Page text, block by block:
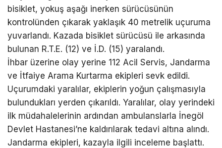
bisiklet, yokuş aşağı inerken sürücüsünün
kontrolünden çıkarak yaklaşık 40 metrelik uçuruma
yuvarlandı. Kazada bisiklet sürücüsü ile arkasında
bulunan R.T.E. (12) ve İ.D. (15) yaralandı.
İhbar üzerine olay yerine 112 Acil Servis, Jandarma
ve İtfaiye Arama Kurtarma ekipleri sevk edildi.
Uçurumdaki yaralılar, ekiplerin yoğun çalışmasıyla
bulundukları yerden çıkarıldı. Yaralılar, olay yerindeki
ilk müdahalelerinin ardından ambulanslarla İnegöl
Devlet Hastanesi’ne kaldırılarak tedavi altına alındı.
Jandarma ekipleri, kazayla ilgili inceleme başlattı.